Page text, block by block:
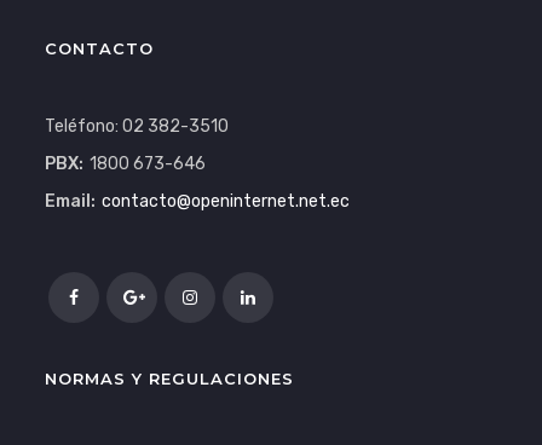
CONTACTO
Teléfono: 02 382-3510
PBX: 1800 673-646
Email: contacto@openinternet.net.ec
NORMAS Y REGULACIONES